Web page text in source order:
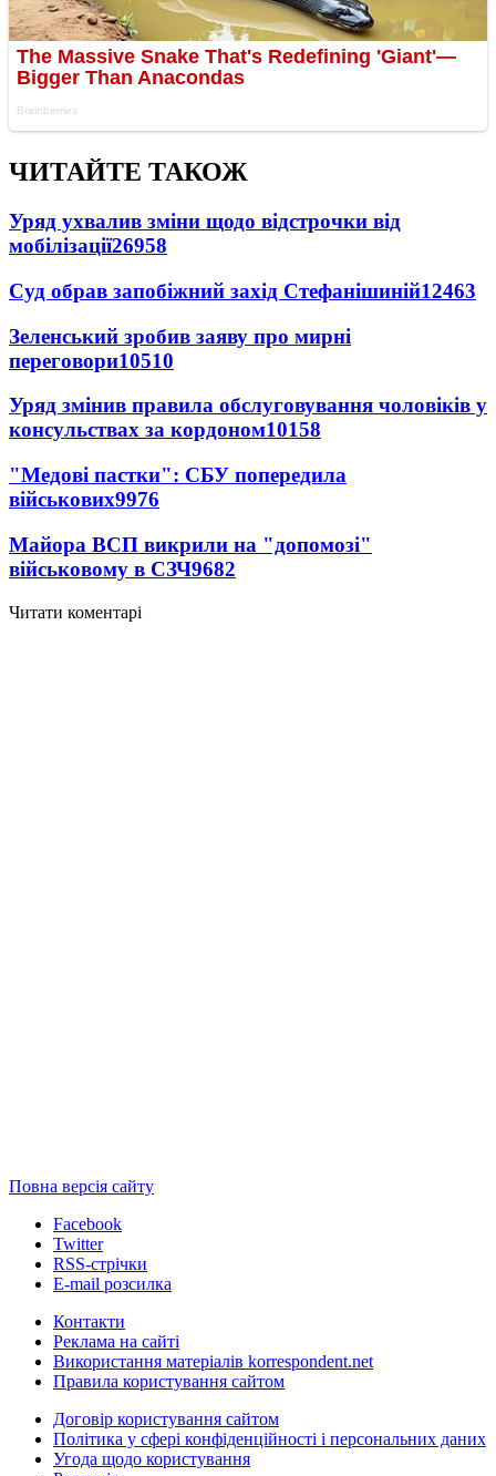
ЧИТАЙТЕ ТАКОЖ
Уряд ухвалив зміни щодо відстрочки від
мобілізації26958
Суд обрав запобіжний захід Стефанішиній12463
Зеленський зробив заяву про мирні
переговори10510
Уряд змінив правила обслуговування чоловіків у
консульствах за кордоном10158
"Медові пастки": СБУ попередила
військових9976
Майора ВСП викрили на "допомозі"
військовому в СЗЧ9682
Читати коментарі
Повна версія сайту
Facebook
Twitter
RSS-стрічки
E-mail розсилка
Контакти
Реклама на сайті
Використання матеріалів korrespondent.net
Правила користування сайтом
Договір користування сайтом
Політика у сфері конфіденційності і персональних даних
Угода щодо користування